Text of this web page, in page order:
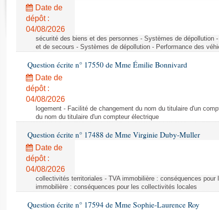
Rapports législatifs
Rapports sur l'application des lois
Baromètre de l’application des lois
Dossiers législatifs
Budget et sécurité sociale
Questions écrites et orales
Comptes rendus des débats
Date de
dépôt :
04/08/2026
sécurité des biens et des personnes - Systèmes de dépollution
et de secours - Systèmes de dépollution - Performance des
Question écrite n° 17550 de Mme Émilie Bonnivard
Date de
dépôt :
04/08/2026
logement - Facilité de changement du nom du titulaire d'un
du nom du titulaire d'un compteur électrique
Question écrite n° 17488 de Mme Virginie Duby-Muller
Date de
dépôt :
04/08/2026
collectivités territoriales - TVA immobilière : conséquences
immobilière : conséquences pour les collectivités locales
Question écrite n° 17594 de Mme Sophie-Laurence Roy